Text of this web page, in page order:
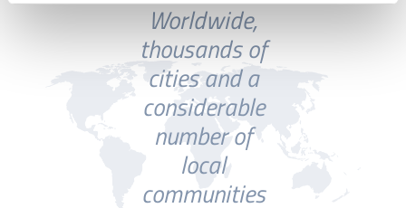
Worldwide,
thousands of
cities and a
considerable
number of
local
communities